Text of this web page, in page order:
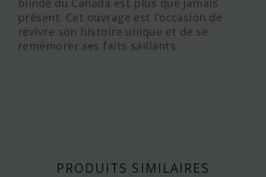
présent. Cet ouvrage est l’occasion de
revivre son histoire unique et de se
remémorer ses faits saillants.
PRODUITS SIMILAIRES